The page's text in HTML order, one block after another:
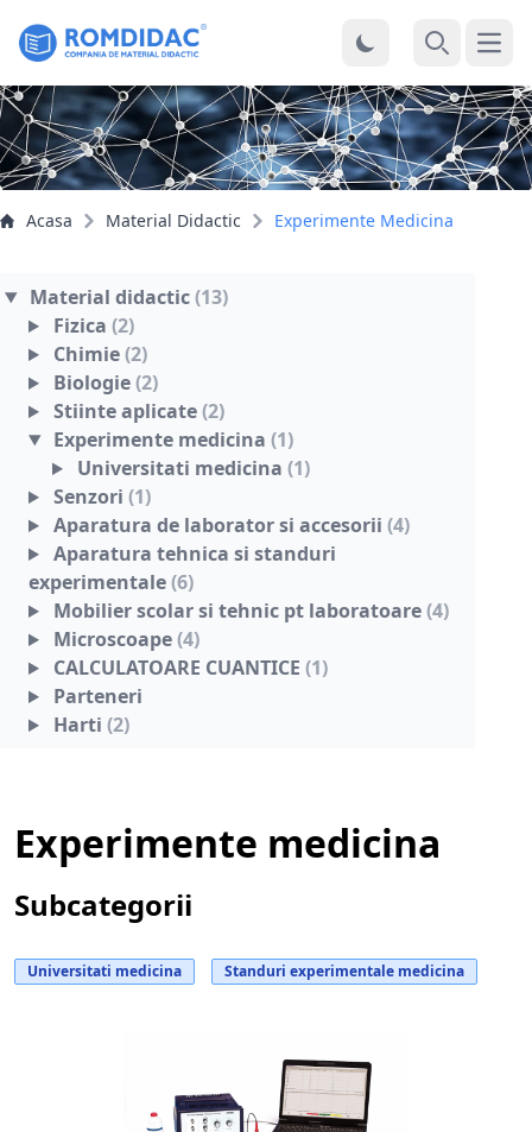
Acasa Material Didactic Experimente Medicina
Material didactic(13)
Fizica (2)
Chimie(2)
Biologie(2)
Stiinte aplicate(2)
Experimente medicina (1)
Universitati medicina (1)
Senzori (1)
Aparatura de laborator si accesorii (4)
Aparatura tehnica si standuri
experimentale(6)
Mobilier scolar si tehnic pt laboratoare(4)
Microscoape(4)
CALCULATOARE CUANTICE (1)
Parteneri
Harti (2)
Experimente medicina
Subcategorii
Universitati medicina Standuri experimentale medicina